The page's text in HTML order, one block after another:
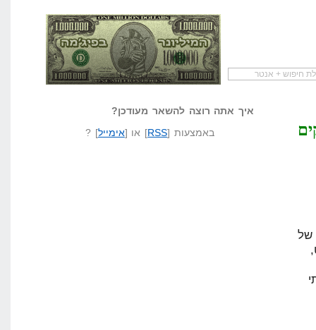
שאל שאלה המיליונר בפיג'מה שיווק שותפים
של
איך אתה רוצה להשאר מעודכן?
באמצעות [RSS] או [אימייל] ?